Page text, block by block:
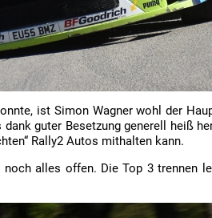
ist Simon Wagner wohl der
guter Besetzung generell heiß
Rally2 Autos mithalten kann.
alles offen. Die Top 3 trennen